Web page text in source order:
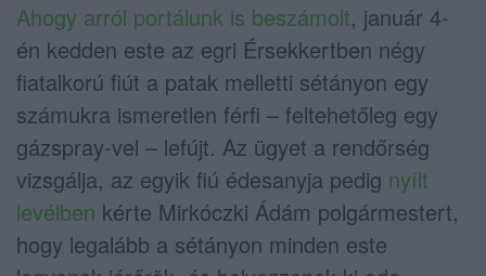
Ahogy arról portálunk is beszámolt, január 4-
én kedden este az egri Érsekkertben négy
fiatalkorú fiút a patak melletti sétányon egy
számukra ismeretlen férfi – feltehetőleg egy
gázspray-vel – lefújt. Az ügyet a rendőrség
vizsgálja, az egyik fiú édesanyja pedig nyílt
levélben kérte Mirkóczki Ádám polgármestert,
hogy legalább a sétányon minden este